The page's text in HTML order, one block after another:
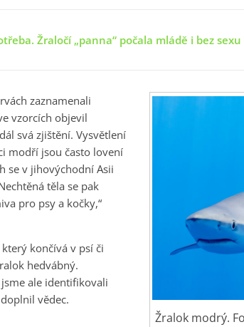
Žraločí „panna“ počala mládě i bez sexu
Žralok modrý.
zaznamenali
vzorcích objevil
svá zjištění. Vysvětlení
modří jsou často lovení
se v jihovýchodní Asii
těla se pak
pro psy a kočky,“
končívá v psí či
hedvábný.
ale identifikovali
vědec.